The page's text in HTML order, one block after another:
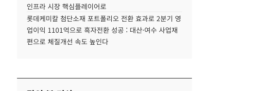
인프라 시장 핵심플레이어로
롯데케미칼 첨단소재 포트폴리오 전환 효과로 2분기 영
업이익 1101억으로 흑자전환 성공 : 대산·여수 사업재
편으로 체질개선 속도 높인다